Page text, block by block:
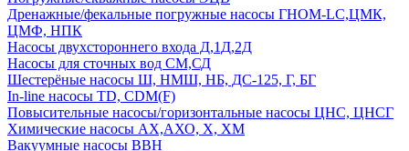
Дренажные/фекальные погружные насосы ГНОМ-LC,ЦМК,
ЦМФ, НПК
Насосы двухстороннего входа Д,1Д,2Д
Насосы для сточных вод СМ,СД
Шестерёные насосы Ш, НМШ, НБ, ДС-125, Г, БГ
In-line насосы TD, CDM(F)
Повысительные насосы/горизонтальные насосы ЦНС, ЦНСГ
Химические насосы АХ,АХО, Х, ХМ
Вакуумные насосы ВВН